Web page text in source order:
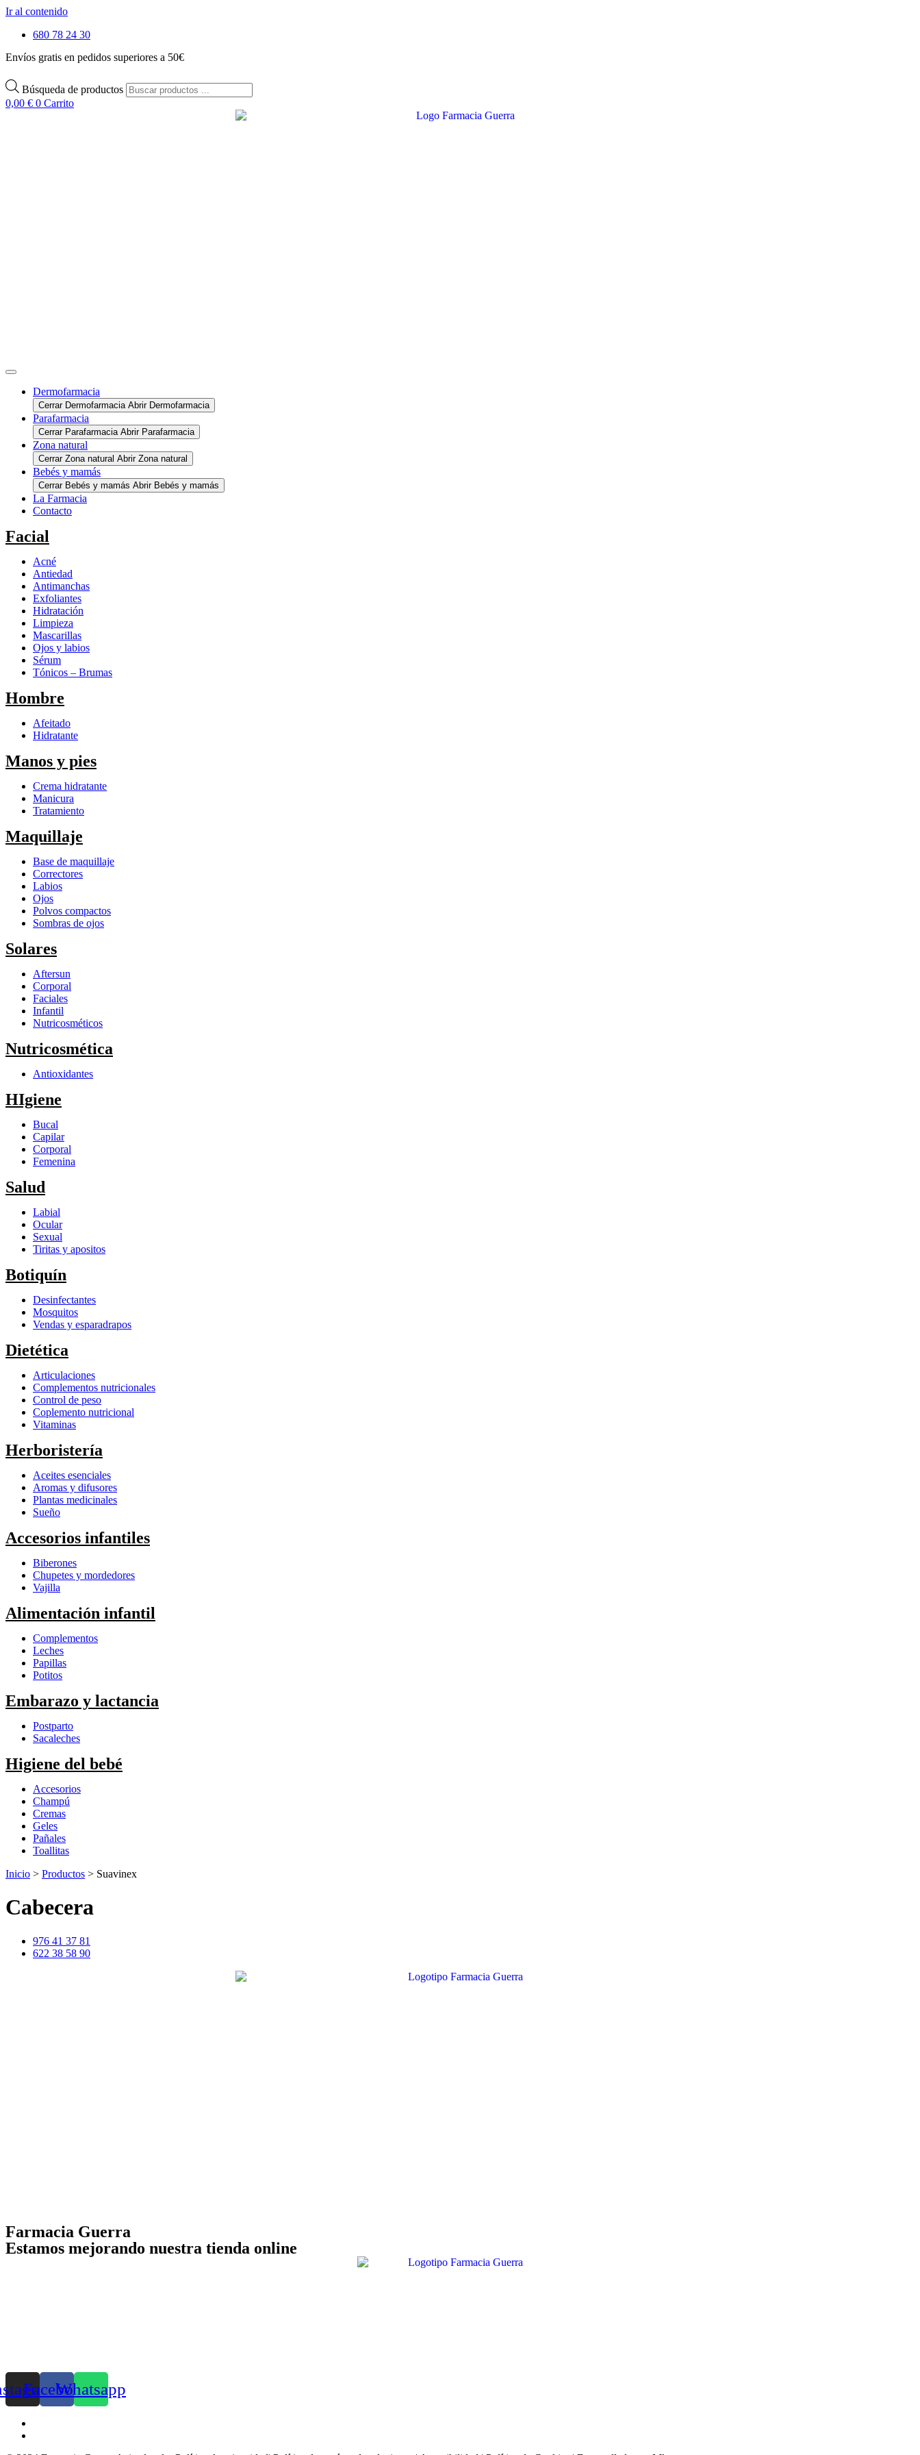
Ir al contenido
680 78 24 30
Envíos gratis en pedidos superiores a 50€
Búsqueda de productos
0,00 € 0 Carrito
Dermofarmacia
Cerrar Dermofarmacia Abrir Dermofarmacia
Parafarmacia
Cerrar Parafarmacia Abrir Parafarmacia
Zona natural
Cerrar Zona natural Abrir Zona natural
Bebés y mamás
Cerrar Bebés y mamás Abrir Bebés y mamás
La Farmacia
Contacto
Facial
Acné
Antiedad
Antimanchas
Exfoliantes
Hidratación
Limpieza
Mascarillas
Ojos y labios
Sérum
Tónicos – Brumas
Hombre
Afeitado
Hidratante
Manos y pies
Crema hidratante
Manicura
Tratamiento
Maquillaje
Base de maquillaje
Correctores
Labios
Ojos
Polvos compactos
Sombras de ojos
Solares
Aftersun
Corporal
Faciales
Infantil
Nutricosméticos
Nutricosmética
Antioxidantes
HIgiene
Bucal
Capilar
Corporal
Femenina
Salud
Labial
Ocular
Sexual
Tiritas y apositos
Botiquín
Desinfectantes
Mosquitos
Vendas y esparadrapos
Dietética
Articulaciones
Complementos nutricionales
Control de peso
Coplemento nutricional
Vitaminas
Herboristería
Aceites esenciales
Aromas y difusores
Plantas medicinales
Sueño
Accesorios infantiles
Biberones
Chupetes y mordedores
Vajilla
Alimentación infantil
Complementos
Leches
Papillas
Potitos
Embarazo y lactancia
Postparto
Sacaleches
Higiene del bebé
Accesorios
Champú
Cremas
Geles
Pañales
Toallitas
Inicio > Productos > Suavinex
Cabecera
976 41 37 81
622 38 58 90
Farmacia Guerra
Estamos mejorando nuestra tienda online
FacebookWhatsapp